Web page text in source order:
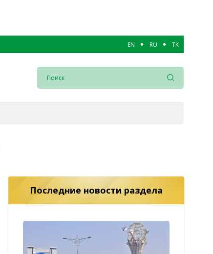
EN RU TK
Последние новости раздела